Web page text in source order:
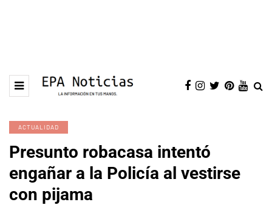
ACTUALIDAD
Presunto robacasa intentó
engañar a la Policía al vestirse
con pijama